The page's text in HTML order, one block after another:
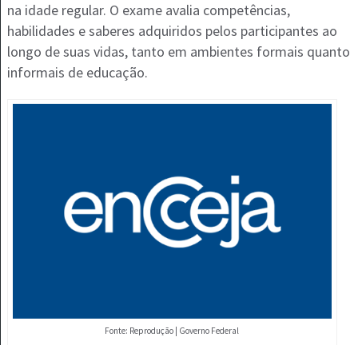
na idade regular. O exame avalia competências,
habilidades e saberes adquiridos pelos participantes ao
longo de suas vidas, tanto em ambientes formais quanto
informais de educação.
Fonte: Reprodução | Governo Federal